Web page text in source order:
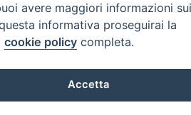
avere maggiori informazioni sui
informativa proseguirai la
cookie policy completa.
Accetta